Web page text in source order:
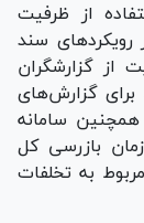
از ظرفیت
رویکرد‌های سند
از گزارشگران
برای گزارش‌های
سامانه
بازرسی کل
گزارش‌های مربوط به تخلفات